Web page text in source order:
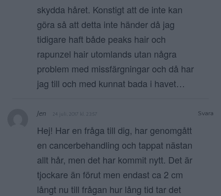
skydda håret. Konstigt att de inte kan
göra så att detta inte händer då jag
tidigare haft både peaks hair och
rapunzel hair utomlands utan några
problem med missfärgningar och då har
jag till och med kunnat bada i havet…
Svara
Jen 24 juli, 2017 kl. 23:57
Hej! Har en fråga till dig, har genomgått
en cancerbehandling och tappat nästan
allt hår, men det har kommit nytt. Det är
tjockare än förut men endast ca 2 cm
långt nu till frågan hur lång tid tar det